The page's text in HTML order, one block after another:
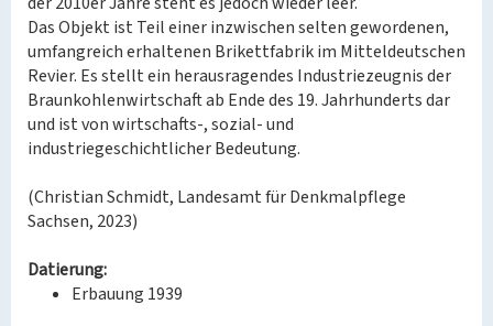
Das Objekt ist Teil einer inzwischen selten gewordenen,
umfangreich erhaltenen Brikettfabrik im Mitteldeutschen
Revier. Es stellt ein herausragendes Industriezeugnis der
Braunkohlenwirtschaft ab Ende des 19. Jahrhunderts dar
und ist von wirtschafts-, sozial- und
industriegeschichtlicher Bedeutung.
(Christian Schmidt, Landesamt für Denkmalpflege
Sachsen, 2023)
Datierung:
Erbauung 1939